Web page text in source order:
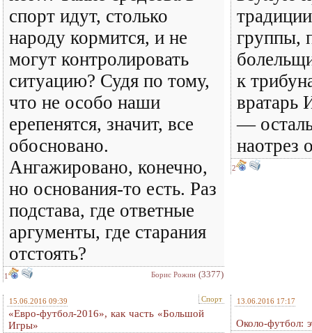
спорт идут, столько
народу кормится, и не
могут контролировать
ситуацию? Судя по тому,
что не особо наши
ерепенятся, значит, все
обосновано.
Ангажировано, конечно,
но основания-то есть. Раз
подстава, где ответные
аргументы, где старания
отстоять?
1 Борис Рожин (3377)
группы,
к
вратарь
—
наотрез
2
15.06.2016 09:39 Спорт
«Евро-футбол-2016», как часть «Большой
Игры»
13.06.2016 17:17
Около-футбол: